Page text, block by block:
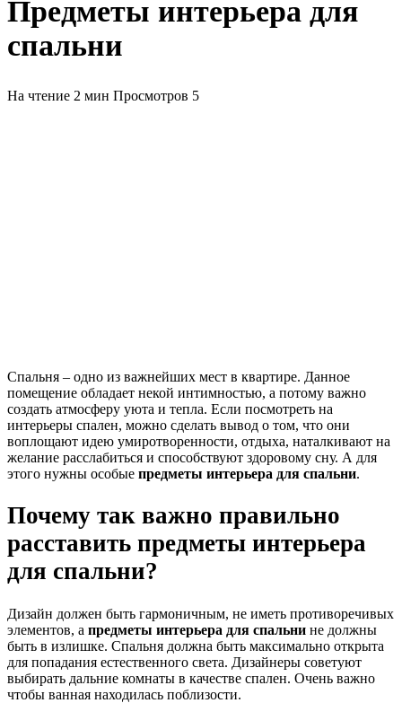
Предметы интерьера для
спальни
На чтение 2 мин Просмотров 5
Спальня – одно из важнейших мест в квартире. Данное
помещение обладает некой интимностью, а потому важно
создать атмосферу уюта и тепла. Если посмотреть на
интерьеры спален, можно сделать вывод о том, что они
воплощают идею умиротворенности, отдыха, наталкивают на
желание расслабиться и способствуют здоровому сну. А для
этого нужны особые предметы интерьера для спальни.
Почему так важно правильно
расставить предметы интерьера
для спальни?
Дизайн должен быть гармоничным, не иметь противоречивых
элементов, а предметы интерьера для спальни не должны
быть в излишке. Спальня должна быть максимально открыта
для попадания естественного света. Дизайнеры советуют
выбирать дальние комнаты в качестве спален. Очень важно
чтобы ванная находилась поблизости.